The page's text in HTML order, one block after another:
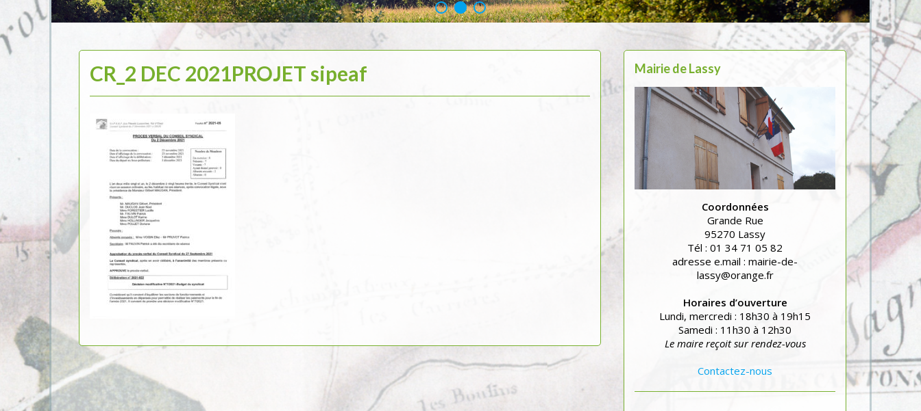
CR_2 DEC 2021PROJET sipeaf Mairie de Lassy
Coordonnées
Grande Rue
95270 Lassy
Tél : 01 34 71 05 82
adresse e.mail : mairie-de-
lassy@orange.fr
Horaires d’ouverture
Lundi, mercredi : 18h30 à 19h15
Samedi : 11h30 à 12h30
Le maire reçoit sur rendez-vous
Contactez-nous